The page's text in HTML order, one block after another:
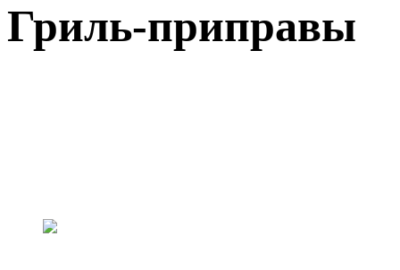
Гриль-приправы